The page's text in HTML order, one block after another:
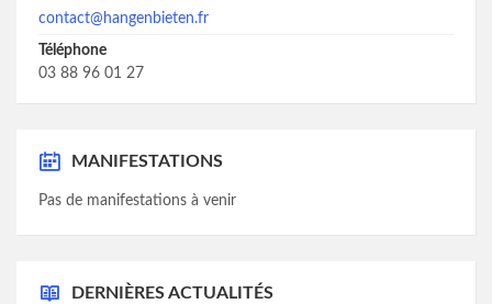
contact@hangenbieten.fr
Téléphone
03 88 96 01 27
MANIFESTATIONS
Pas de manifestations à venir
DERNIÈRES ACTUALITÉS